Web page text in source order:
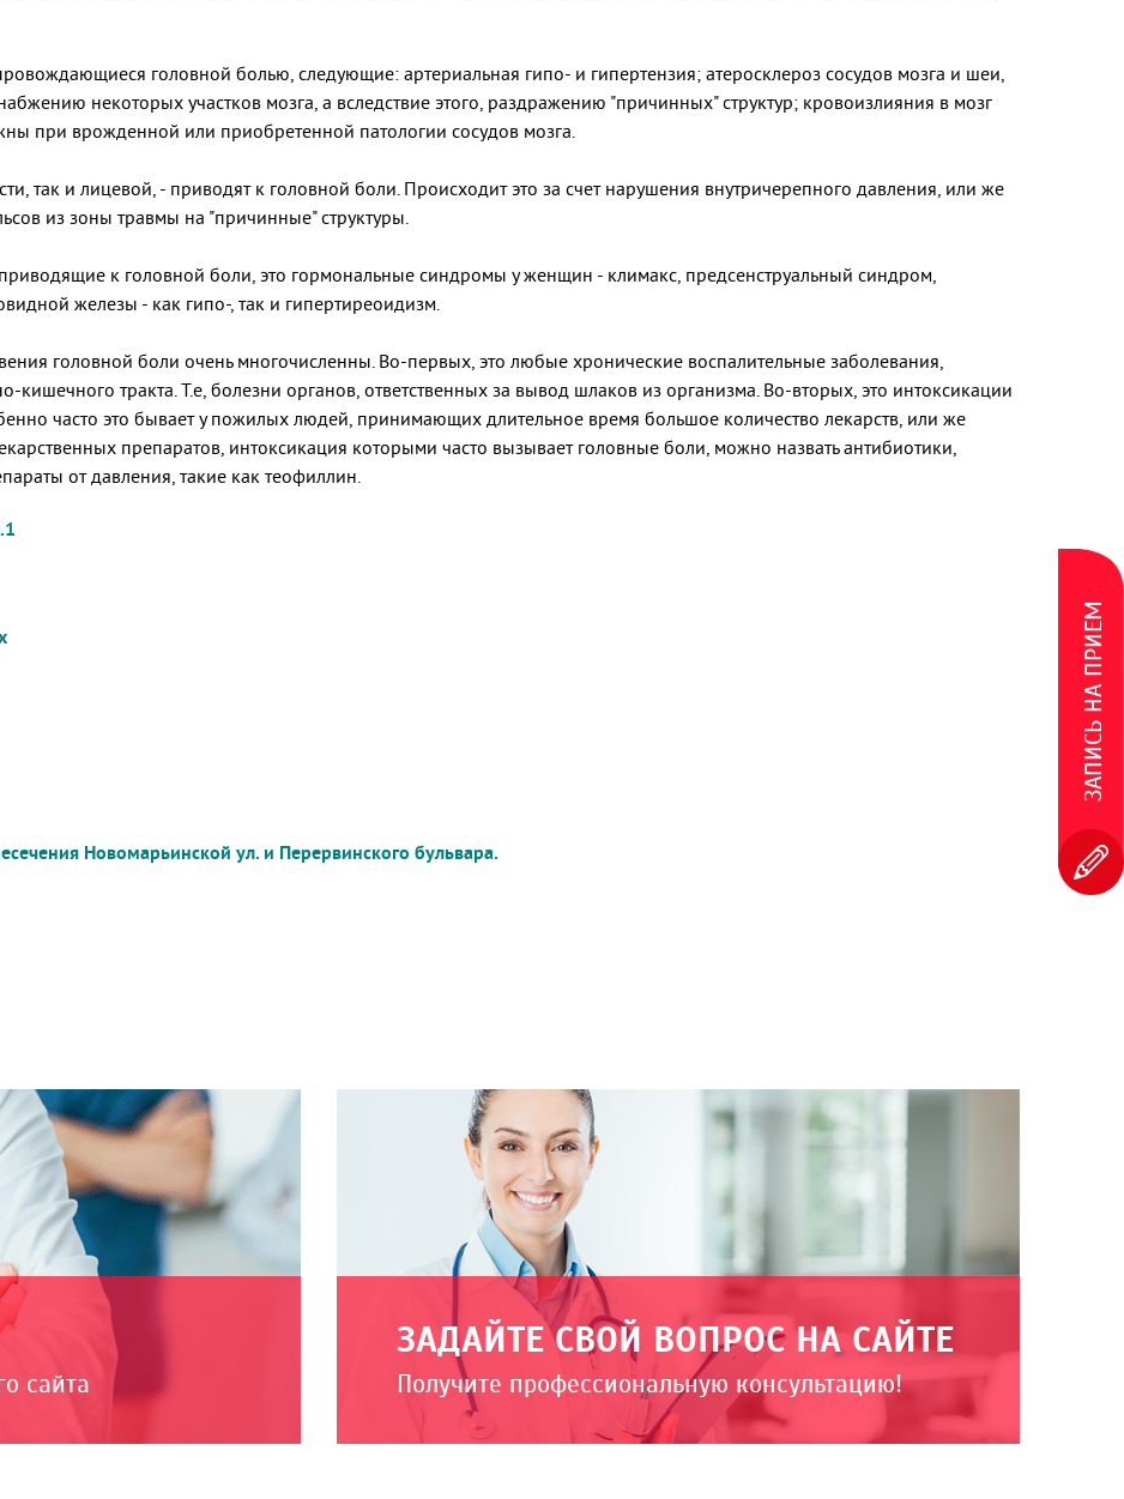
головной болью, следующие: артериальная гипо- и гипертензия; атеросклероз сосудов мозга и шеи,
некоторых участков мозга, а вследствие этого, раздражению "причинных" структур; кровоизлияния в мозг
при врожденной или приобретенной патологии сосудов мозга.
так и лицевой, - приводят к головной боли. Происходит это за счет нарушения внутричерепного давления, или же
из зоны травмы на "причинные" структуры.
к головной боли, это гормональные синдромы у женщин - климакс, предсенструальный синдром,
железы - как гипо-, так и гипертиреоидизм.
головной боли очень многочисленны. Во-первых, это любые хронические воспалительные заболевания,
тракта. Т.е, болезни органов, ответственных за вывод шлаков из организма. Во-вторых, это интоксикации
часто это бывает у пожилых людей, принимающих длительное время большое количество лекарств, или же
препаратов, интоксикация которыми часто вызывает головные боли, можно назвать антибиотики,
от давления, такие как теофиллин.
Новомарьинской ул. и Перервинского бульвара.
сайта
ЗАДАЙТЕ СВОЙ ВОПРОС НА САЙТЕ
Получите профессиональную консультацию!
ЗАПИСЬ НА ПРИЕМ